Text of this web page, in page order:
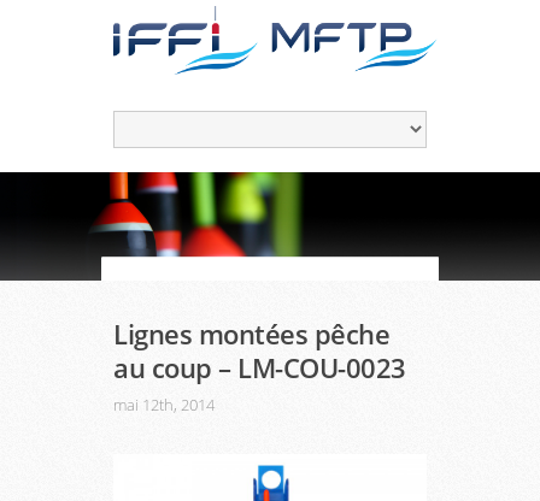
Lignes montées pêche
au coup – LM-COU-0023
mai 12th, 2014